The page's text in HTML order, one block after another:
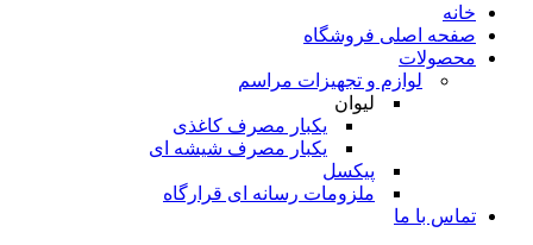
خانه
صفحه اصلی فروشگاه
محصولات
لوازم و تجهیزات مراسم
لیوان
یکبار مصرف کاغذی
یکبار مصرف شیشه ای
پیکسل
ملزومات رسانه ای قرارگاه
تماس با ما